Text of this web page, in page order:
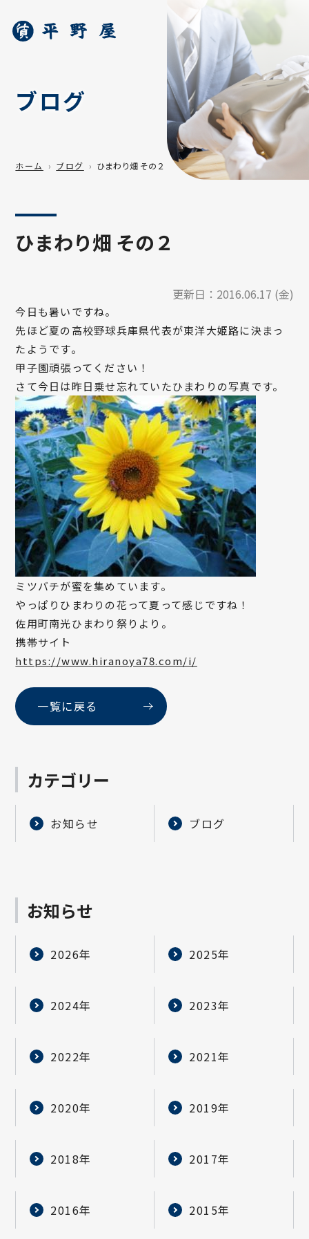
ブログ
ホーム ブログ ひまわり畑 その２
ひまわり畑 その２
更新日： 2016.06.17 (金)
今日も暑いですね。
先ほど夏の高校野球兵庫県代表が東洋大姫路に決まっ
たようです。
甲子園頑張ってください！
さて今日は昨日乗せ忘れていたひまわりの写真です。
ミツバチが蜜を集めています。
やっぱりひまわりの花って夏って感じですね！
佐用町南光ひまわり祭りより。
携帯サイト
https://www.hiranoya78.com/i/
一覧に戻る
カテゴリー
お知らせ ブログ
お知らせ
2026年 2025年
2024年 2023年
2022年 2021年
2020年 2019年
2018年 2017年
2016年 2015年